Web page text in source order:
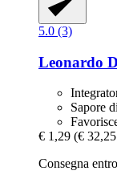
5.0 (3)
Leonardo
Sapore
€ 1,29 (€
Consegna